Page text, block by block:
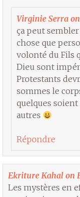
Virginie Serra
ça peut
chose que
volonté du Fils
Dieu sont
Protestants
sommes le
quelques
autres
Répondre
Ekriture Kahal on
Les mystères en